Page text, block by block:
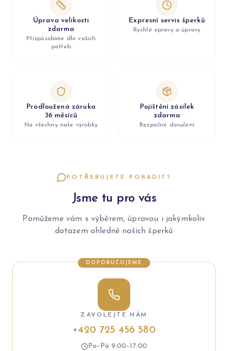
Úprava velikosti
zdarma
Přizpůsobíme dle vašich
potřeb
Expresní servis šperků
Rychlé opravy a úpravy
Prodloužená záruka
36 měsíců
Na všechny naše výrobky
Pojištění zásilek
zdarma
Bezpečné doručení
POTŘEBUJETE PORADIT?
Jsme tu pro vás
Pomůžeme vám s výběrem, úpravou i jakýmkoliv
dotazem ohledně našich šperků
DOPORUČUJEME
ZAVOLEJTE NÁM
+420 725 456 580
Po–Pá 9:00–17:00